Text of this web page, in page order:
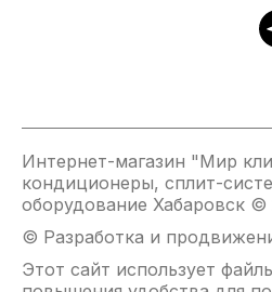
Высокоинформативный
Интернет-магазин "Мир
кондиционеры, сплит-
оборудование Хабаровск ©
© Разработка и
Этот сайт использует